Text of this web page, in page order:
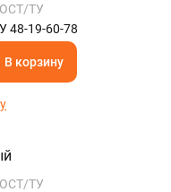
ТУ
48-19-60-78
В корзину
ТУ